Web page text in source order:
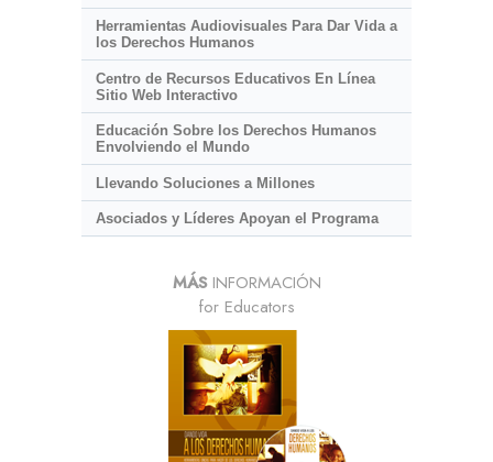
Herramientas Audiovisuales Para Dar Vida a
los Derechos Humanos
Centro de Recursos Educativos En Línea
Sitio Web Interactivo
Educación Sobre los Derechos Humanos
Envolviendo el Mundo
Llevando Soluciones a Millones
Asociados y Líderes Apoyan el Programa
MÁSINFORMACIÓN
for Educators